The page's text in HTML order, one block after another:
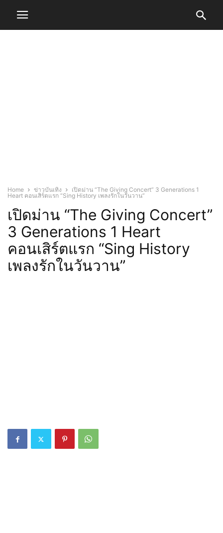
Home ข่าวบันเทิง
เปิดม่าน “The Giving Concert” 3 Generations 1
Heart คอนเสิร์ตแรก “Sing History เพลงรักในวันวาน”
เปิดม่าน “The Giving Concert”
3 Generations 1 Heart
คอนเสิร์ตแรก “Sing History
เพลงรักในวันวาน”